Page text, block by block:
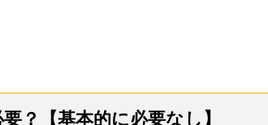
？【基本的に必要なし】